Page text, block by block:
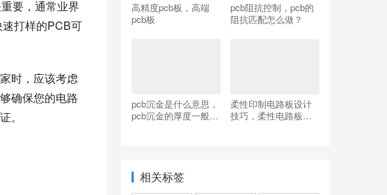
要，通常业界
打样的PCB可
时，应该考虑
确保您的电路
。
高精度pcb板，高端
pcb板
pcb阻抗控制，pcb的
阻抗匹配怎么做？
pcb沉金是什么意思，
pcb沉金的厚度一般为
柔性印制电路板设计
技巧，柔性电路板和
相关标签